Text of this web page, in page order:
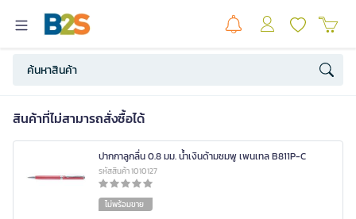
สินค้าที่ไม่สามารถสั่งซื้อได้
ปากกาลูกลื่น 0.8 มม. น้ำเงินด้ามชมพู เพนเทล B811P-C
รหัสสินค้า 1010127
ไม่พร้อมขาย